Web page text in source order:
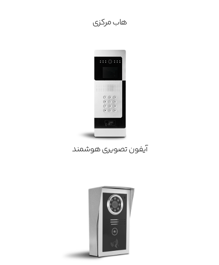
هاب مرکزی
آیفون تصویری هوشمند